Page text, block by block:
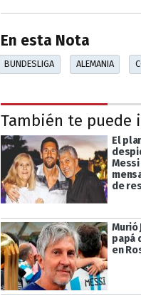
En esta Nota
BUNDESLIGA ALEMANIA
También te puede
El
de
Murió
papá
en